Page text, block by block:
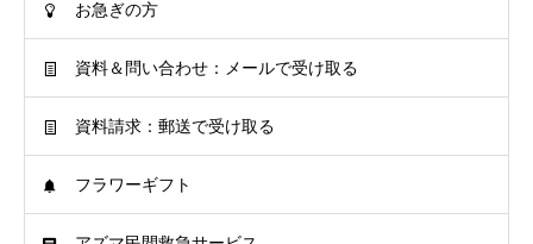
お急ぎの方
資料＆問い合わせ：メールで受け取る
資料請求：郵送で受け取る
フラワーギフト